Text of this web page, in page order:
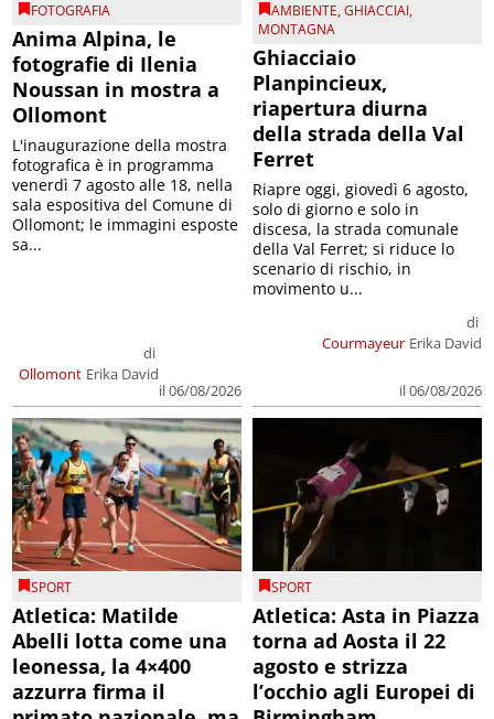
FOTOGRAFIA
Anima Alpina, le
fotografie di Ilenia
Noussan in mostra a
Ollomont
Ollomont
di
Erika David
il 06/08/2026
L'inaugurazione della mostra
fotografica è in programma
venerdì 7 agosto alle 18, nella
sala espositiva del Comune di
Ollomont; le immagini esposte
sa...
AMBIENTE,GHIACCIAI,
MONTAGNA
Ghiacciaio
Planpincieux,
riapertura diurna
della strada della Val
Ferret
Courmayeur
di
Erika David
il 06/08/2026
Riapre oggi, giovedì 6 agosto,
solo di giorno e solo in
discesa, la strada comunale
della Val Ferret; si riduce lo
scenario di rischio, in
movimento u...
SPORT
Atletica: Matilde
Abelli lotta come una
leonessa, la 4×400
azzurra firma il
SPORT
Atletica: Asta in Piazza
torna ad Aosta il 22
agosto e strizza
l’occhio agli Europei di